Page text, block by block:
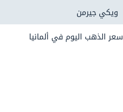
التجاوز
إلى
المحتوى
ويكي جيرمن
سعر الذهب اليوم في ألمانيا